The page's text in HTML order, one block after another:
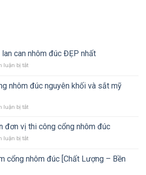
can nhôm đúc ĐẸP nhất
luận bị tắtở
mẫu
lan
nhôm
ĐẸP
nhôm đúc nguyên khối và sắt mỹ
luận bị tắtở
sánh
nhôm
nguyên
đơn vị thi công cổng nhôm đúc
luận bị tắtở
bước
chọn
cổng nhôm đúc [Chất Lượng – Bền